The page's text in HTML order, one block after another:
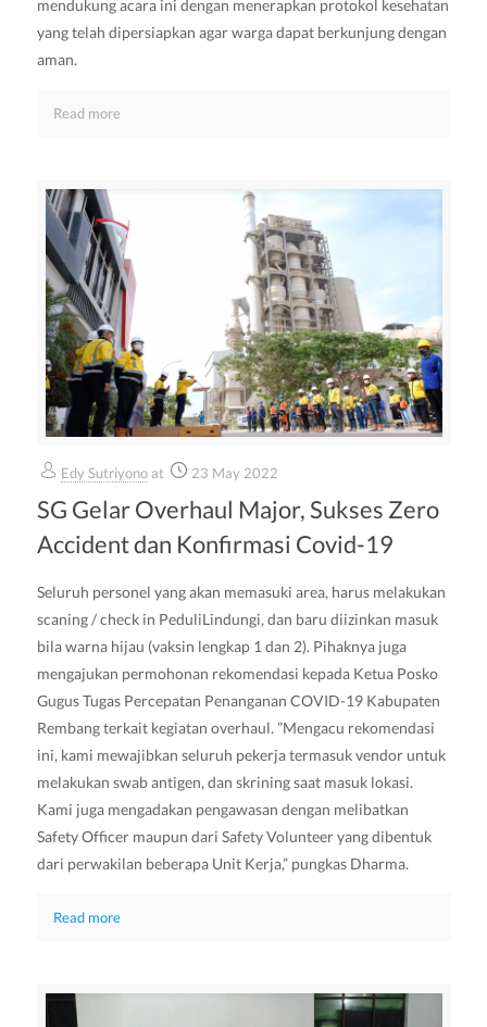
mendukung acara ini dengan menerapkan protokol kesehatan
yang telah dipersiapkan agar warga dapat berkunjung dengan
aman.
Read more
Edy Sutriyono at 23 May 2022
SG Gelar Overhaul Major, Sukses Zero
Accident dan Konfirmasi Covid-19
Seluruh personel yang akan memasuki area, harus melakukan
scaning / check in PeduliLindungi, dan baru diizinkan masuk
bila warna hijau (vaksin lengkap 1 dan 2). Pihaknya juga
mengajukan permohonan rekomendasi kepada Ketua Posko
Gugus Tugas Percepatan Penanganan COVID-19 Kabupaten
Rembang terkait kegiatan overhaul. ”Mengacu rekomendasi
ini, kami mewajibkan seluruh pekerja termasuk vendor untuk
melakukan swab antigen, dan skrining saat masuk lokasi.
Kami juga mengadakan pengawasan dengan melibatkan
Safety Officer maupun dari Safety Volunteer yang dibentuk
dari perwakilan beberapa Unit Kerja,” pungkas Dharma.
Read more